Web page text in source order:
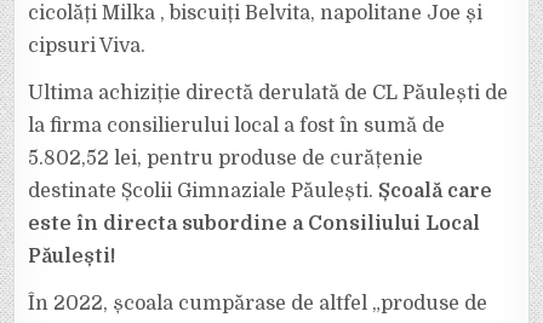
cicolăți Milka , biscuiți Belvita, napolitane Joe și
cipsuri Viva.
Ultima achiziție directă derulată de CL Păulești de
la firma consilierului local a fost în sumă de
5.802,52 lei, pentru produse de curățenie
destinate Școlii Gimnaziale Păulești. Școală care
este în directa subordine a Consiliului Local
Păulești!
În 2022, școala cumpărase de altfel „produse de